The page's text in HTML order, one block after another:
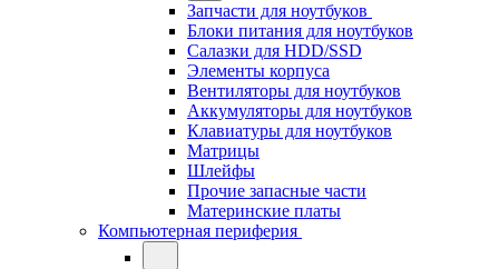
Запчасти для ноутбуков
Блоки питания для ноутбуков
Салазки для HDD/SSD
Элементы корпуса
Вентиляторы для ноутбуков
Аккумуляторы для ноутбуков
Клавиатуры для ноутбуков
Матрицы
Шлейфы
Прочие запасные части
Материнские платы
Компьютерная периферия